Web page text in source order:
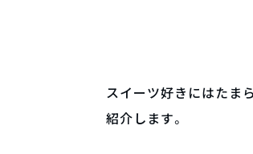
スイーツ好きにはたま
紹介します。